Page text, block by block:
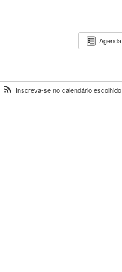
Agenda
Inscreva-se no calendário escolhido